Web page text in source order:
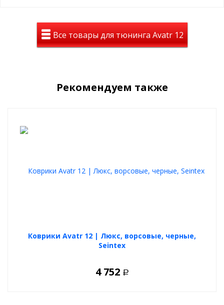
Все товары для тюнинга Avatr 12
Рекомендуем также
Коврики Avatr 12 | Люкс, ворсовые, черные,
Seintex
4 752 Р